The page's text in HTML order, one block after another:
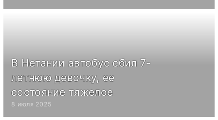
В Нетании автобус сбил 7-
летнюю девочку, ее
состояние тяжелое
8 июля 2025